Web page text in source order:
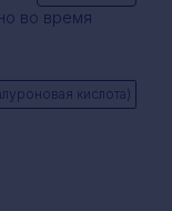
во время
кислота)